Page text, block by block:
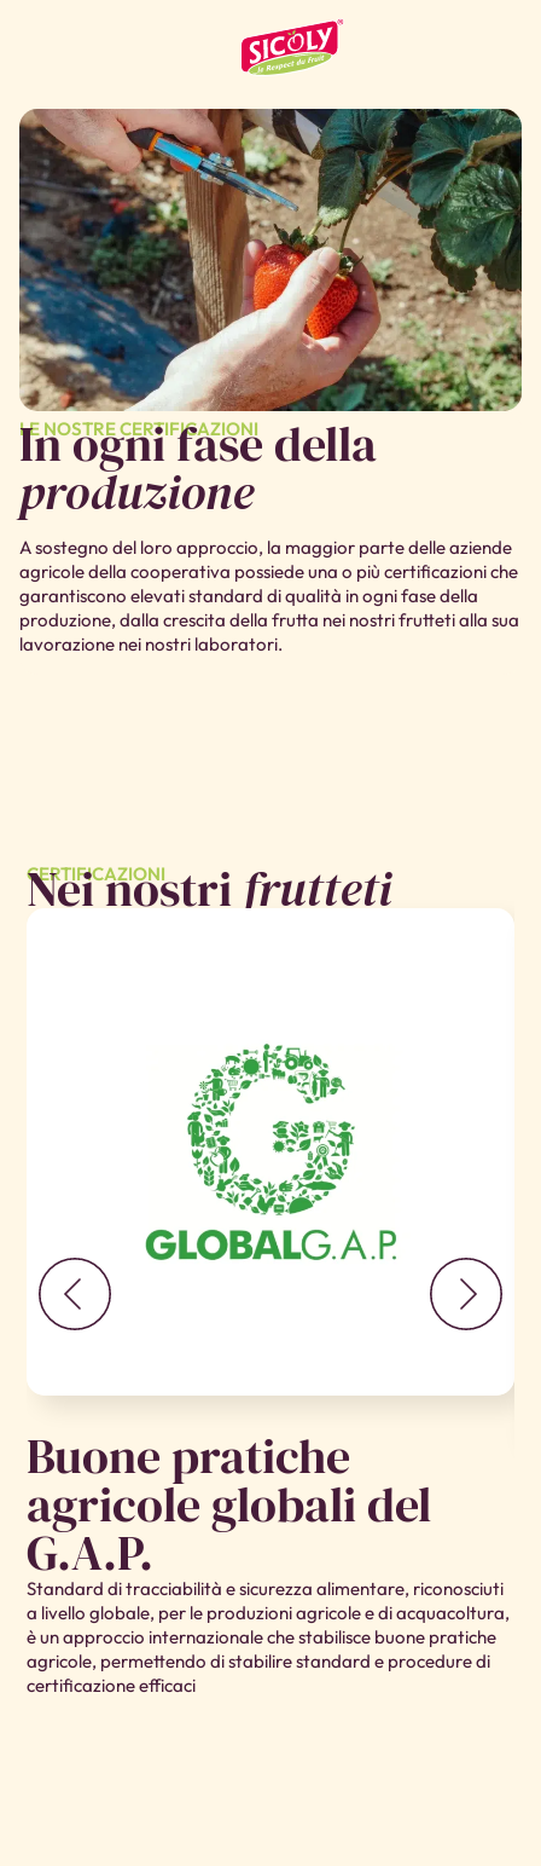
LE NOSTRE CERTIFICAZIONI
In ogni fase della
produzione
A sostegno del loro approccio, la maggior parte delle aziende
agricole della cooperativa possiede una o più certificazioni che
garantiscono elevati standard di qualità in ogni fase della
produzione, dalla crescita della frutta nei nostri frutteti alla sua
lavorazione nei nostri laboratori.
CERTIFICAZIONI
Nei nostri frutteti
Buone pratiche
agricole globali del
G.A.P.
Standard di tracciabilità e sicurezza alimentare, riconosciuti
a livello globale, per le produzioni agricole e di acquacoltura,
è un approccio internazionale che stabilisce buone pratiche
agricole, permettendo di stabilire standard e procedure di
certificazione efficaci